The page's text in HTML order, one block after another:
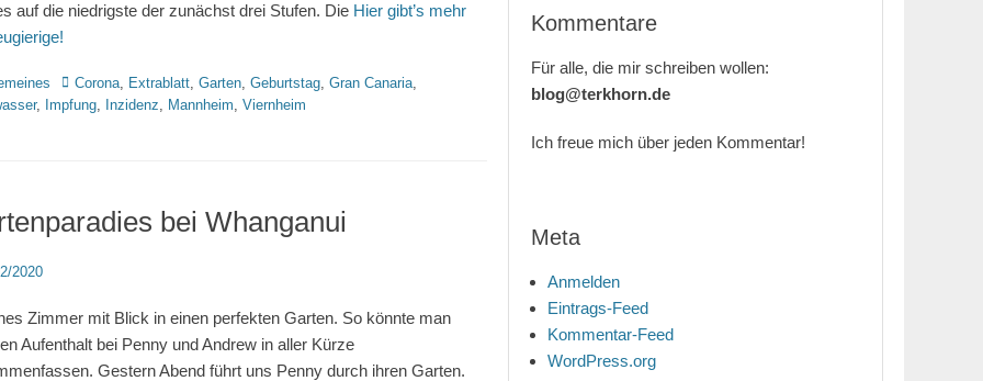
auf die niedrigste der zunächst drei Stufen. Die Hier gibt’s mehr
Schlagworte
Corona, Extrablatt, Garten, Geburtstag, Gran Canaria,
, Impfung, Inzidenz, Mannheim, Viernheim
bei Whanganui
2020
Zimmer mit Blick in einen perfekten Garten. So könnte man
Aufenthalt bei Penny und Andrew in aller Kürze
Gestern Abend führt uns Penny durch ihren Garten.
Kommentare
Für alle, die mir schreiben wollen:
blog@terkhorn.de
Ich freue mich über jeden Kommentar!
Meta
Anmelden
Eintrags-Feed
Kommentar-Feed
WordPress.org